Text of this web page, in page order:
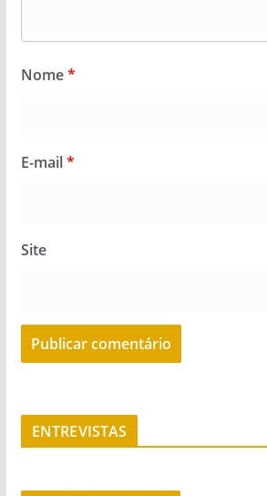
Nome*
E-mail*
Site
ENTREVISTAS